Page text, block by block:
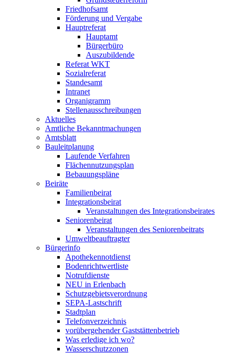
Friedhofsamt
Förderung und Vergabe
Hauptreferat
Hauptamt
Bürgerbüro
Auszubildende
Referat WKT
Sozialreferat
Standesamt
Intranet
Organigramm
Stellenausschreibungen
Aktuelles
Amtliche Bekanntmachungen
Amtsblatt
Bauleitplanung
Laufende Verfahren
Flächennutzungsplan
Bebauungspläne
Beiräte
Familienbeirat
Integrationsbeirat
Veranstaltungen des Integrationsbeirates
Seniorenbeirat
Veranstaltungen des Seniorenbeitrats
Umweltbeauftragter
Bürgerinfo
Apothekennotdienst
Bodenrichtwertliste
Notrufdienste
NEU in Erlenbach
Schutzgebietsverordnung
SEPA-Lastschrift
Stadtplan
Telefonverzeichnis
vorübergehender Gaststättenbetrieb
Was erledige ich wo?
Wasserschutzzonen